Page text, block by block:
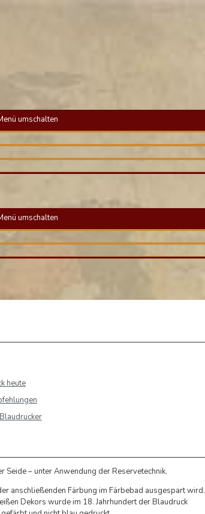
umschalten
umschalten
heute
– unter Anwendung der Reservetechnik.
anschließenden Färbung im Färbebad ausgespart wird.
Dekors wurde im 18. Jahrhundert der Blaudruck